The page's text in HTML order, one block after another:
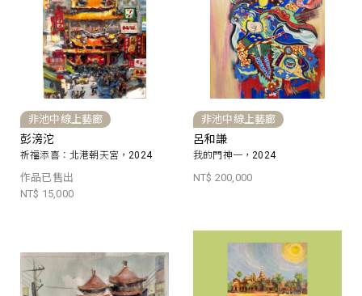
非池中線上藝廊
彭滂沱
祈福添喜：北港朝天宮，2024
作品已售出
NT$ 15,000
非池中線上藝廊
呂和謙
我的門神一，2024
NT$ 200,000